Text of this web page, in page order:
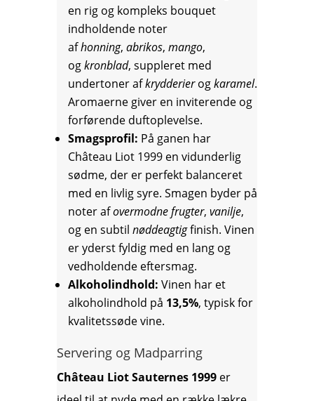
en rig og kompleks bouquet
indholdende noter
afhonning, abrikos, mango,
ogkronblad, suppleret med
undertoner afkrydderierogkaramel.
Aromaerne giver en inviterende og
forførende duftoplevelse.
Smagsprofil: På ganen har
Château Liot 1999 en vidunderlig
sødme, der er perfekt balanceret
med en livlig syre. Smagen byder på
noter afovermodne frugter, vanilje,
og en subtil nøddeagtigfinish. Vinen
er yderst fyldig med en lang og
vedholdende eftersmag.
Alkoholindhold: Vinen har et
alkoholindhold på 13,5%, typisk for
kvalitetssøde vine.
Servering og Madparring
Château Liot Sauternes 1999er